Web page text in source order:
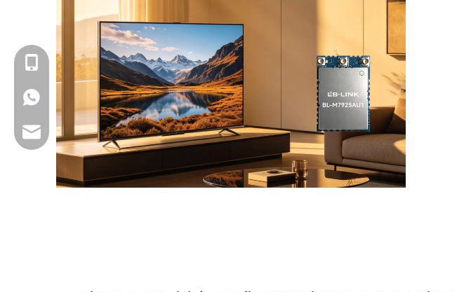
+ 13923714138
+86 13923714138
Courriel professionnel : sales@lb-link.com
Support technique : info@lb-link.com